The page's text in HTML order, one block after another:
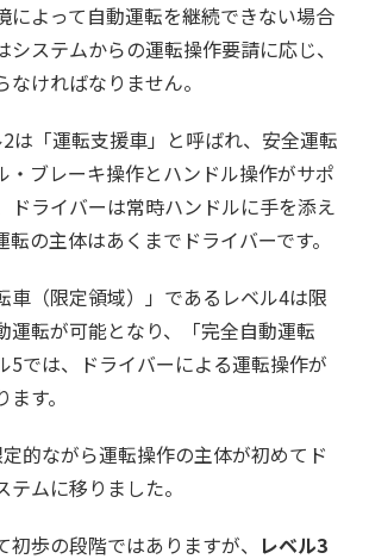
によって自動運転を継続できない場合
システムからの運転操作要請に応じ、
ければなりません。
は「運転支援車」と呼ばれ、安全運転
・ブレーキ操作とハンドル操作がサポ
ドライバーは常時ハンドルに手を添え
転の主体はあくまでドライバーです。
車（限定領域）​​」であるレベル4は限
運転が可能となり、「完全自動運転
5では、ドライバーによる運転操作が
す。
的ながら運転操作の主体が初めてド
ムに移りました。
初歩の段階ではありますが、 レベル3